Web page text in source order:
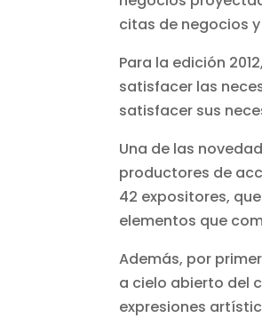
citas de negocios
Para la edición
satisfacer las
satisfacer sus
Una de las
productores de
42 expositores,
elementos que
Además, por
a cielo abierto del
expresiones